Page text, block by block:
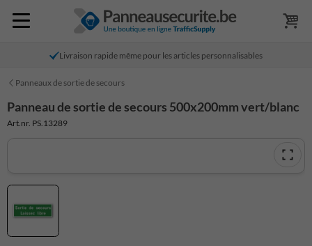
Livraison rapide même pour les articles personnalisables
Panneaux de sortie de secours
Panneau de sortie de secours 500x200mm vert/blanc
Art.nr. PS.13289